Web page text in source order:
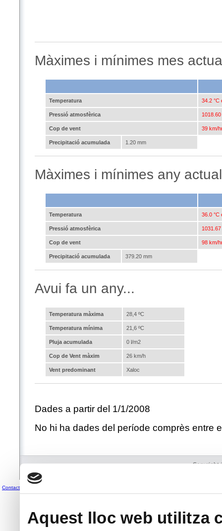
Aquest lloc web utilitza
Màximes i mínimes mes
Temperatura 34.2 °C
Pressió atmosfèrica
Cop de vent 39 km/
Precipitació acumulada 1.20 mm
Màximes i mínimes any actual
Temperatura 36.0 °C
Pressió atmosfèrica
Cop de vent 98 km/
Precipitació acumulada 379.20 mm
Avui fa un any...
Temperatura màxima 28,4 ºC
Temperatura mínima 21,6 ºC
Pluja acumulada 0 l/m2
Cop de Vent màxim 26 km/h
Vent predominant Xaloc
Dades a partir del 1/1/2008
No hi ha dades del període comprès entre
Copyright
Contacta